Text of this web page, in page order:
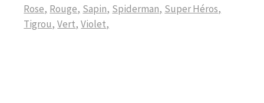
Rose Rouge Sapin Spiderman Super Héros
Tigrou Vert Violet